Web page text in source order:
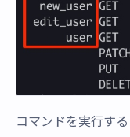
コマンドを実行す